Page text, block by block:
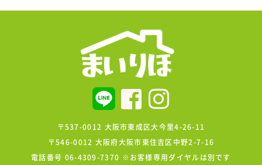
〒537-0012 大阪市東成区大今里4-26-11
〒546-0012 大阪府大阪市東住吉区中野2-7-16
電話番号 06-4309-7370 ※お客様専用ダイヤルは別です